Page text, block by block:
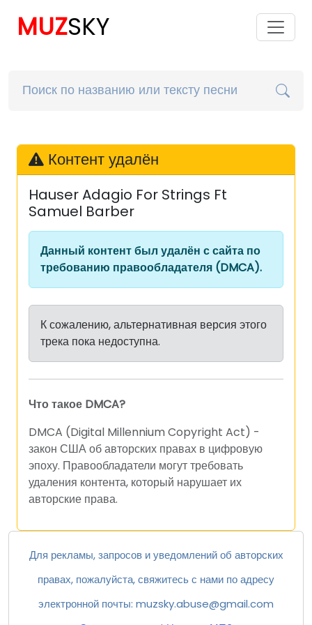
MUZSKY
Контент удалён
Hauser Adagio For Strings Ft
Samuel Barber
Данный контент был удалён с сайта по
требованию правообладателя (DMCA).
К сожалению, альтернативная версия этого
трека пока недоступна.
Что такое DMCA?
DMCA (Digital Millennium Copyright Act) -
закон США об авторских правах в цифровую
эпоху. Правообладатели могут требовать
удаления контента, который нарушает их
авторские права.
Для рекламы, запросов и уведомлений об авторских
правах, пожалуйста, свяжитесь с нами по адресу
электронной почты: muzsky.abuse@gmail.com